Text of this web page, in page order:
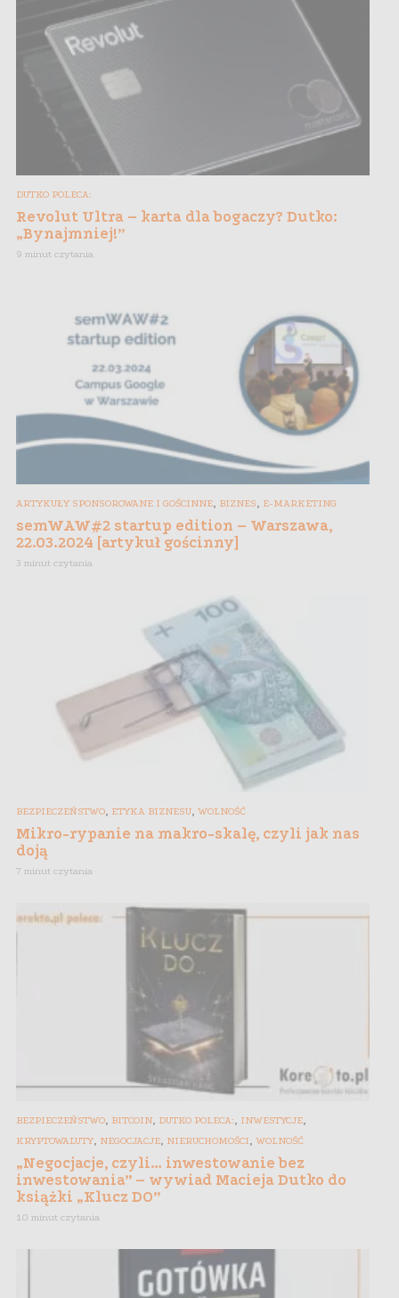
DUTKO POLECA:
Revolut Ultra – karta dla bogaczy? Dutko:
„Bynajmniej!”
9 minut czytania
ARTYKUŁY SPONSOROWANE I GOŚCINNE BIZNES E-MARKETING
semWAW#2 startup edition – Warszawa,
22.03.2024 [artykuł gościnny]
3 minut czytania
BEZPIECZEŃSTWO, ETYKA BIZNESU, WOLNOŚĆ
Mikro-rypanie na makro-skalę, czyli jak nas
doją
7 minut czytania
BEZPIECZEŃSTWO BITCOIN DUTKO POLECA: INWESTYCJE
KRYPTOWALUTY, NEGOCJACJE NIERUCHOMOŚCI WOLNOŚĆ
„Negocjacje, czyli… inwestowanie bez
inwestowania” – wywiad Macieja Dutko do
książki „Klucz DO”
10 minut czytania